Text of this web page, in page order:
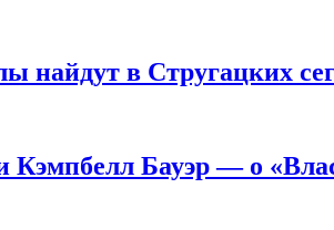
найдут в Стругацких
Бауэр — о